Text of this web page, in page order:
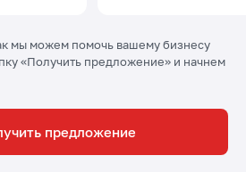
мы можем помочь вашему бизнесу
«Получить предложение» и начнем
предложение